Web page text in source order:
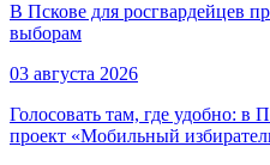
В Пскове для росгвардейцев
выборам
03 августа 2026
Голосовать там, где удобно: в
проект «Мобильный